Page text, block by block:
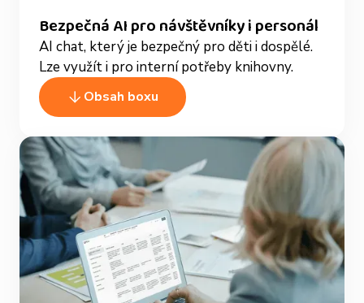
Bezpečná AI pro návštěvníky i personál
AI chat, který je bezpečný pro děti i dospělé.
Lze využít i pro interní potřeby knihovny.
Obsah boxu